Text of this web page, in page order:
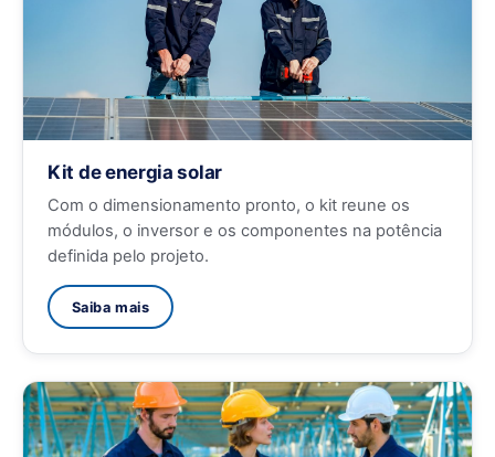
Kit de energia solar
Com o dimensionamento pronto, o kit reune os
módulos, o inversor e os componentes na potência
definida pelo projeto.
Saiba mais